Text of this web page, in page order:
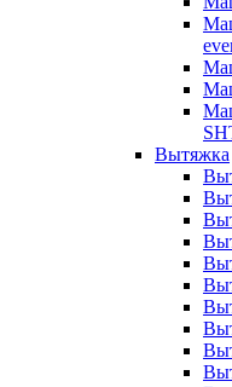
Вытяжка